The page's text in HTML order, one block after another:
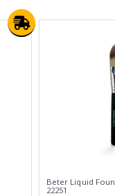
Beter Liquid
22251